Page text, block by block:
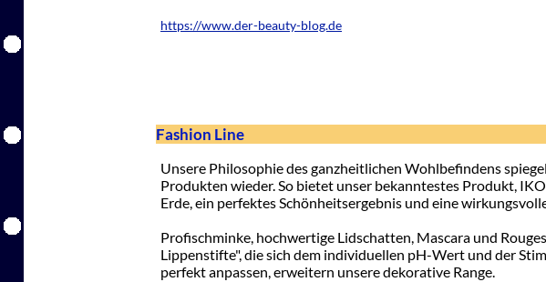
https://www.der-beauty-blog.de
Fashion Line
Unsere Philosophie des ganzheitlichen Wohlbefindens
Produkten wieder. So bietet unser bekanntestes Produkt,
Erde, ein perfektes Schönheitsergebnis und eine
Profischminke, hochwertige Lidschatten, Mascara und
Lippenstifte", die sich dem individuellen pH-Wert und der
perfekt anpassen, erweitern unsere dekorative Range.